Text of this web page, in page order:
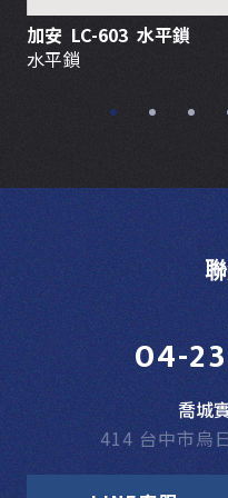
加安 LC-603 水平鎖
水平鎖
04-
喬城
414 台中市烏